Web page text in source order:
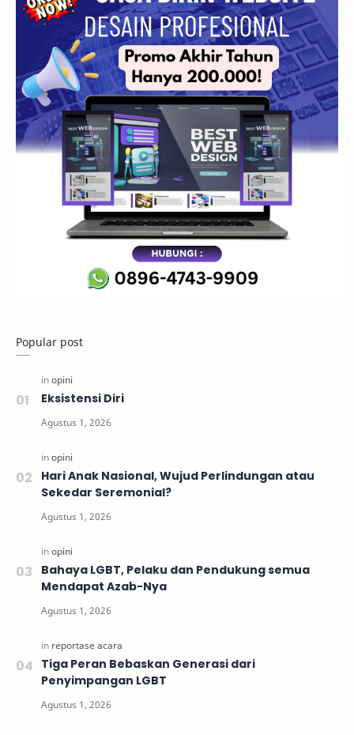
Popular post
Eksistensi Diri
Hari Anak Nasional, Wujud Perlindungan atau
Sekedar Seremonial?
Bahaya LGBT, Pelaku dan Pendukung semua
Mendapat Azab-Nya
Tiga Peran Bebaskan Generasi dari
Penyimpangan LGBT